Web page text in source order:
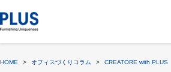
HOME > オフィスづくりコラム > CREATORE with PLUS